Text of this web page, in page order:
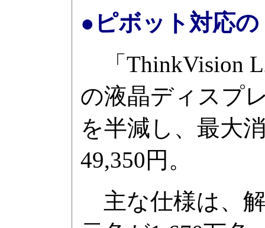
●ピボット対応
「ThinkVision
の液晶ディスプ
を半減し、最大
49,350円。
主な仕様は、解